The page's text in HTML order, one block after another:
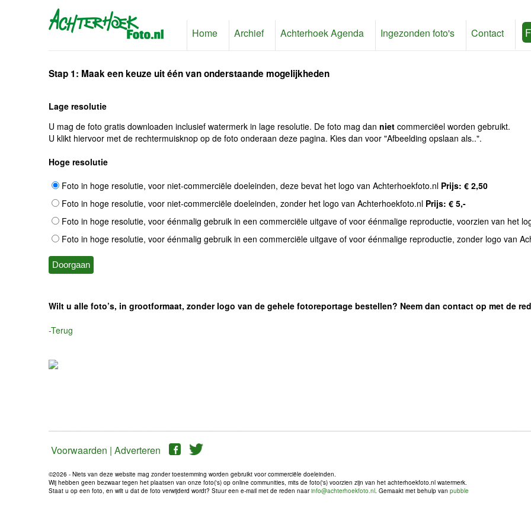
Home Archief Achterhoek Agenda Ingezonden foto's Contact
Stap 1: Maak een keuze uit één van onderstaande mogelijkheden
Lage resolutie
U mag de foto gratis downloaden inclusief watermerk in lage resolutie. De foto mag dan niet commerciëel worden gebruikt.
U klikt hiervoor met de rechtermuisknop op de foto onderaan deze pagina. Kies dan voor "Afbeelding opslaan als..".
Hoge resolutie
Foto in hoge resolutie, voor niet-commerciële doeleinden, deze bevat het logo van Achterhoekfoto.nl Prijs: € 2,50
Foto in hoge resolutie, voor niet-commerciële doeleinden, zonder het logo van Achterhoekfoto.nl Prijs: € 5,-
Foto in hoge resolutie, voor éénmalig gebruik in een commerciële uitgave of voor éénmalige reproductie, voorzien van het
Foto in hoge resolutie, voor éénmalig gebruik in een commerciële uitgave of voor éénmalige reproductie, zonder logo van
Wilt u alle foto’s, in grootformaat, zonder logo van de gehele fotoreportage bestellen? Neem dan contact op met de
-Terug
Voorwaarden | Adverteren
©2026 - Niets van deze website mag zonder toestemming worden gebruikt voor commerciële doeleinden.
Wij hebben geen bezwaar tegen het plaatsen van onze foto('s) op online communities, mits de foto('s) voorzien zijn van het achterhoekfoto.nl watermerk.
Staat u op een foto, en wilt u dat de foto verwijderd wordt? Stuur een e-mail met de reden naarinfo@achterhoekfoto.nl. Gemaakt met behulp van pubble